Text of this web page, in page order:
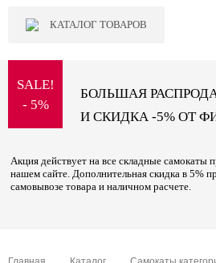
КАТАЛОГ ТОВАРОВ
SALE!
- 5%
БОЛЬШАЯ
И СКИДКА -5% ОТ
Акция действует на все складные самокаты
нашем сайте. Дополнительная скидка в 5%
самовывозе товара и наличном расчете.